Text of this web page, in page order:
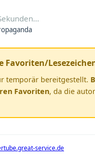
temporär bereitgestellt.
Favoriten, da die
service.de